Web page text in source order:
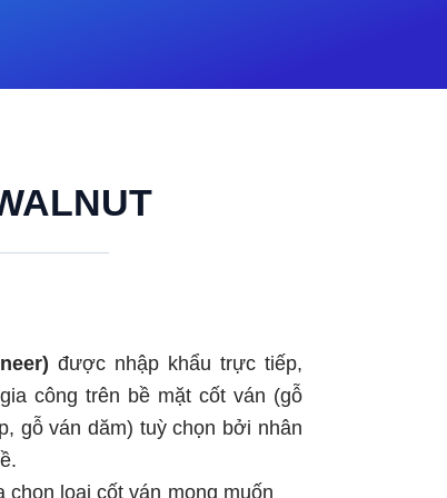
được nhập khẩu trực tiếp,
công trên bề mặt cốt ván (gỗ
gỗ ván dăm) tuỳ chọn bởi nhân
chọn loại cốt ván mong muốn